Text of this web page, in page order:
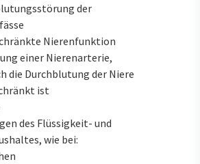
der
Nierenfunktion
einer Nierenarterie,
die Durchblutung der Niere
ist
des Flüssigkeit- und
wie bei: